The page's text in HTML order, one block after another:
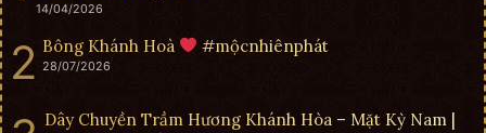
14/04/2026
Bông Khánh Hoà #mộcnhiênphát
28/07/2026
Dây Chuyền Trầm Hương Khánh Hòa – Mặt Kỳ Nam |